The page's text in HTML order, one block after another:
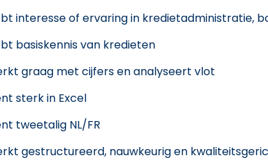
interesse of ervaring in kredietadministratie,
basiskennis van kredieten
graag met cijfers en analyseert vlot
sterk in Excel
tweetalig NL/FR
gestructureerd, nauwkeurig en